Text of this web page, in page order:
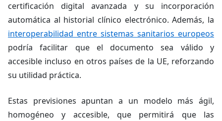
certificación digital avanzada y su incorporación
automática al historial clínico electrónico. Además, la
interoperabilidad entre sistemas sanitarios europeos
podría facilitar que el documento sea válido y
accesible incluso en otros países de la UE, reforzando
su utilidad práctica.
Estas previsiones apuntan a un modelo más ágil,
homogéneo y accesible, que permitirá que las